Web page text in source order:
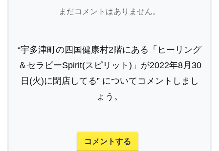
まだコメントはありません。
“宇多津町の四国健康村2階にある「ヒーリング
＆セラピーSpirit(スピリット)」が2022年8月30
日(火)に閉店してる” についてコメントしまし
ょう。
コメントする